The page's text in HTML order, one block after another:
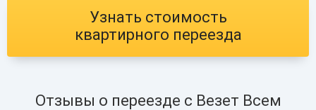
Узнать стоимость
квартирного переезда
Отзывы о переезде с Везет Всем